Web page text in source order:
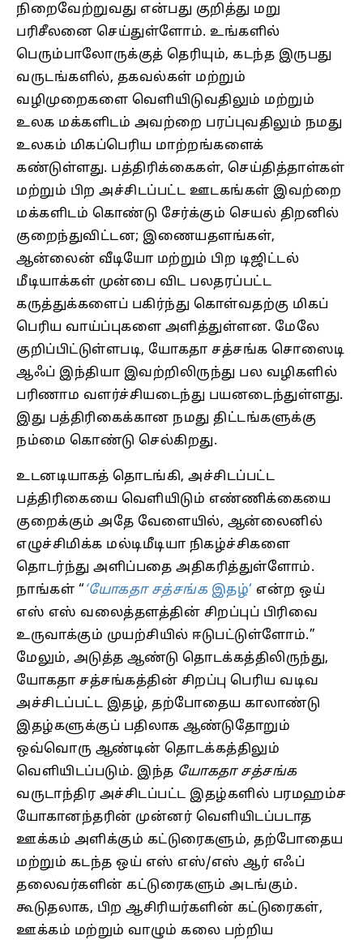
நிறைவேற்றுவது என்பது குறித்து மறு
பரிசீலனை செய்துள்ளோம். உங்களில்
பெரும்பாலோருக்குத் தெரியும், கடந்த இருபது
வருடங்களில், தகவல்கள் மற்றும்
வழிமுறைகளை வெளியிடுவதிலும் மற்றும்
உலக மக்களிடம் அவற்றை பரப்புவதிலும் நமது
உலகம் மிகப்பெரிய மாற்றங்களைக்
கண்டுள்ளது. பத்திரிக்கைகள், செய்தித்தாள்கள்
மற்றும் பிற அச்சிடப்பட்ட ஊடகங்கள் இவற்றை
மக்களிடம் கொண்டு சேர்க்கும் செயல் திறனில்
குறைந்துவிட்டன; இணையதளங்கள்,
ஆன்லைன் வீடியோ மற்றும் பிற டிஜிட்டல்
மீடியாக்கள் முன்பை விட பலதரப்பட்ட
கருத்துக்களைப் பகிர்ந்து கொள்வதற்கு மிகப்
பெரிய வாய்ப்புகளை அளித்துள்ளன. மேலே
குறிப்பிட்டுள்ளபடி, யோகதா சத்சங்க சொஸைடி
ஆஃப் இந்தியா இவற்றிலிருந்து பல வழிகளில்
பரிணாம வளர்ச்சியடைந்து பயனடைந்துள்ளது.
இது பத்திரிகைக்கான நமது திட்டங்களுக்கு
நம்மை கொண்டு செல்கிறது.
உடனடியாகத் தொடங்கி, அச்சிடப்பட்ட
பத்திரிகையை வெளியிடும் எண்ணிக்கையை
குறைக்கும் அதே வேளையில், ஆன்லைனில்
எழுச்சிமிக்க மல்டிமீடியா நிகழ்ச்சிகளை
தொடர்ந்து அளிப்பதை அதிகரித்துள்ளோம்.
நாங்கள் “ ‘யோகதா சத்சங்க இதழ்‘ என்ற ஒய்
எஸ் எஸ் வலைத்தளத்தின் சிறப்புப் பிரிவை
உருவாக்கும் முயற்சியில் ஈடுபட்டுள்ளோம்.”
மேலும், அடுத்த ஆண்டு தொடக்கத்திலிருந்து,
யோகதா சத்சங்கத்தின் சிறப்பு பெரிய வடிவ
அச்சிடப்பட்ட இதழ், தற்போதைய காலாண்டு
இதழ்களுக்குப் பதிலாக ஆண்டுதோறும்
ஒவ்வொரு ஆண்டின் தொடக்கத்திலும்
வெளியிடப்படும். இந்த யோகதா சத்சங்க
வருடாந்திர அச்சிடப்பட்ட இதழ்களில் பரமஹம்ச
யோகானந்தரின் முன்னர் வெளியிடப்படாத
ஊக்கம் அளிக்கும் கட்டுரைகளும், தற்போதைய
மற்றும் கடந்த ஒய் எஸ் எஸ்/எஸ் ஆர் எஃப்
தலைவர்களின் கட்டுரைகளும் அடங்கும்.
கூடுதலாக, பிற ஆசிரியர்களின் கட்டுரைகள்,
ஊக்கம் மற்றும் வாழும் கலை பற்றிய